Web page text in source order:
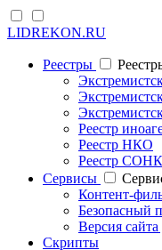
LIDREKON.RU
Реестры
Реестр
Реестр НКО
Реестр
Cервисы
Контент-
Безопасный
Версия
Скрипты